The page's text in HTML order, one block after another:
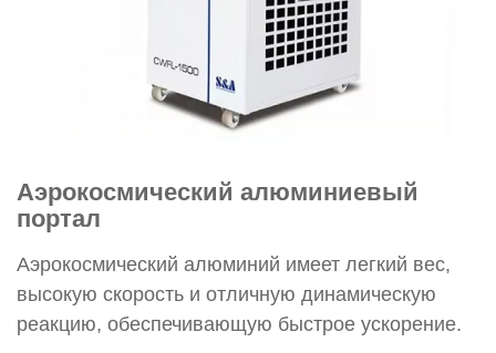
Аэрокосмический алюминиевый
портал
Аэрокосмический алюминий имеет легкий вес,
высокую скорость и отличную динамическую
реакцию, обеспечивающую быстрое ускорение.